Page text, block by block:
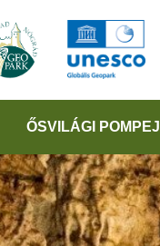
ŐSVILÁGI POMPEJI